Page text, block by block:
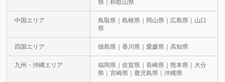
県｜和歌山県
中国エリア
鳥取県｜島根県｜岡山県｜広島県｜山口
県
四国エリア 徳島県｜香川県｜愛媛県｜高知県
九州・沖縄エリア
福岡県｜佐賀県｜長崎県｜熊本県｜大分
県｜宮崎県｜鹿児島県｜沖縄県